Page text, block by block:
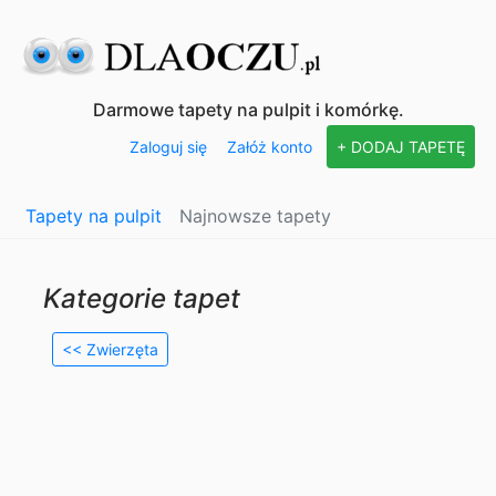
Darmowe tapety na pulpit i komórkę.
Zaloguj się Załóż konto + DODAJ TAPETĘ
Tapety na pulpit Najnowsze tapety
Kategorie tapet
<< Zwierzęta